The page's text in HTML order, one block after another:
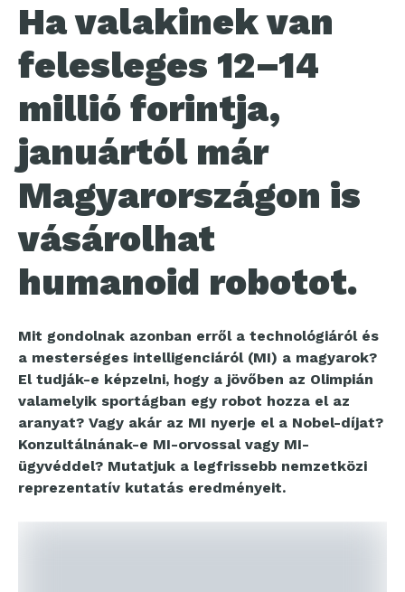
Ha valakinek van
felesleges 12–14
millió forintja,
januártól már
Magyarországon is
vásárolhat
humanoid robotot.
Mit gondolnak azonban erről a technológiáról és
a mesterséges intelligenciáról (MI) a magyarok?
El tudják-e képzelni, hogy a jövőben az Olimpián
valamelyik sportágban egy robot hozza el az
aranyat? Vagy akár az MI nyerje el a Nobel-díjat?
Konzultálnának-e MI-orvossal vagy MI-
ügyvéddel? Mutatjuk a legfrissebb nemzetközi
reprezentatív kutatás eredményeit.